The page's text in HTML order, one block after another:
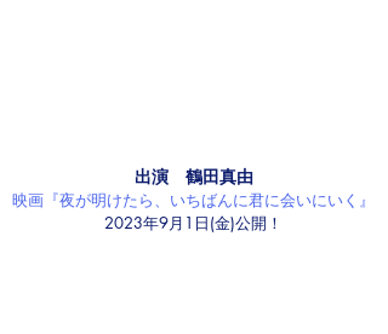
出演 鶴田真由
映画『夜が明けたら、いちばんに君に会いにいく』
2023年9月1日(金)公開！